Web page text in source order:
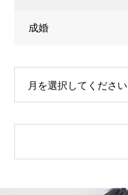
成婚
月を選択してください